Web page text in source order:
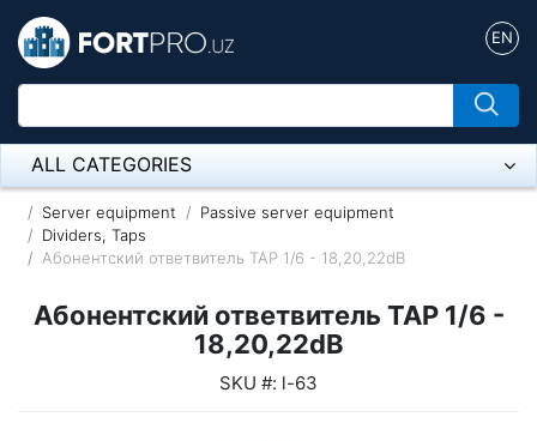
EN
ALL CATEGORIES
Микрофон
Напольные розетки
Оборудование Mikrotik
Server equipment
Passive server equipment
Dividers, Taps
Абонентский ответвитель ТАР 1/6 - 18,20,22dB
Абонентский ответвитель ТАР 1/6 -
18,20,22dB
SKU #: l-63